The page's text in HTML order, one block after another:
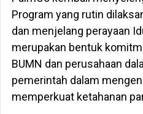
Program yang rutin
dan menjelang perayaan
merupakan bentuk
BUMN dan perusahaan
pemerintah dalam
memperkuat ketahanan